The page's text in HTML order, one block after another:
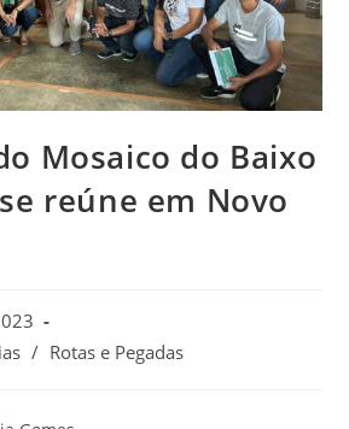
Mosaico do Baixo
reúne em Novo
/ Rotas e Pegadas